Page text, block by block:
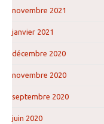
novembre 2021
janvier 2021
décembre 2020
novembre 2020
septembre 2020
juin 2020